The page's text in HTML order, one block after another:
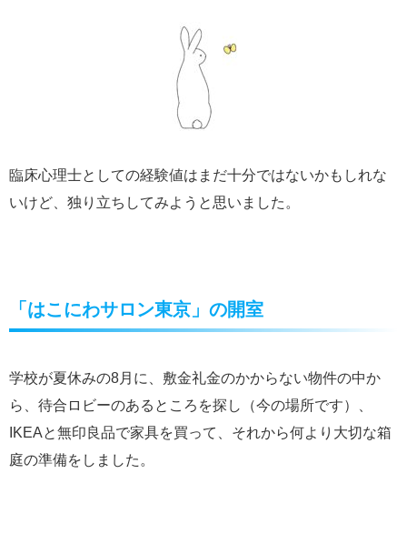
臨床心理士としての経験値はまだ十分ではないかもしれな
いけど、独り立ちしてみようと思いました。
「はこにわサロン東京」の開室
学校が夏休みの8月に、敷金礼金のかからない物件の中か
ら、待合ロビーのあるところを探し（今の場所です）、
IKEAと無印良品で家具を買って、それから何より大切な箱
庭の準備をしました。